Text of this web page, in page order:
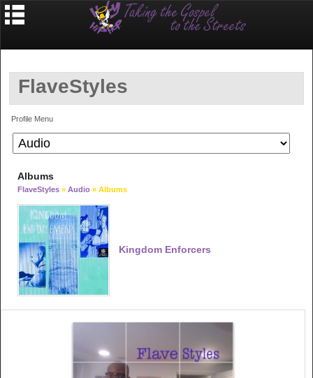
FlaveStyles
Profile Menu
Albums
FlaveStyles » Audio » Albums
Kingdom Enforcers